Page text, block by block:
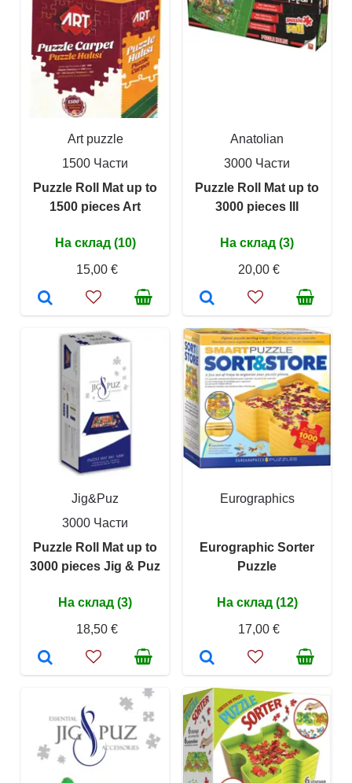
Art puzzle
1500 Части
Puzzle Roll Mat up to
1500 pieces Art
На склад (10)
15,00 €
Anatolian
3000 Части
Puzzle Roll Mat up to
3000 pieces III
На склад (3)
20,00 €
Jig&Puz
3000 Части
Puzzle Roll Mat up to
3000 pieces Jig & Puz
На склад (3)
18,50 €
Eurographics
Eurographic Sorter
Puzzle
На склад (12)
17,00 €